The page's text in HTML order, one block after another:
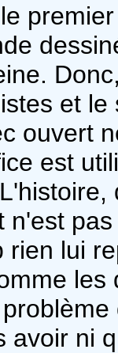
et
ouvert
est
n'est
rien lui
avoir ni